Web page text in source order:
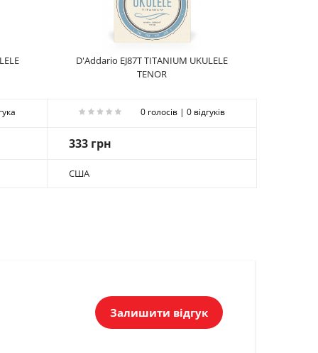
D'Addario EJ87T TITANIUM UKULELE
TENOR
0 голосів | 0 відгуків
333 грн
США
Залишити відгук